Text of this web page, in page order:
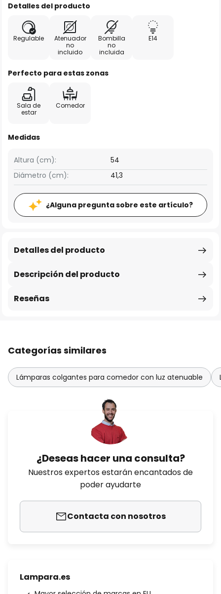
Detalles del producto
Regulable
Atenuador
no
incluido
Bombilla
no
incluida
E14
Perfecto para estas zonas
Sala de
estar
Comedor
Medidas
Altura (cm):
54
Diámetro (cm):
41,3
¿Alguna pregunta sobre este artículo?
Descripción del producto
Detalles del producto
Reseñas
Categorías similares
Lámparas colgantes para comedor con luz atenuable
¿Deseas hacer una consulta?
Nuestros expertos estarán encantados de
poder ayudarte
Contacta con nosotros
Lampara.es